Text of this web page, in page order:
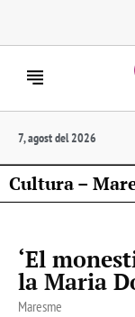
7, agost del 2026
Cultura –
‘El
la Maria
Maresme